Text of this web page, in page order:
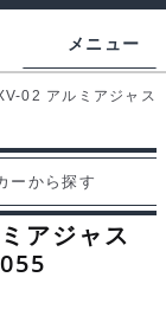
メニュー
02 アルミアジャス
ーから探す
アジャス